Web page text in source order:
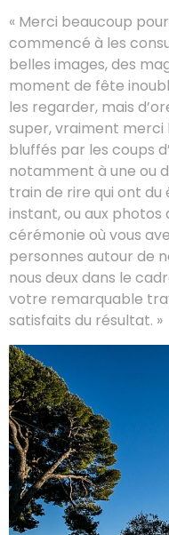
« Merci beaucoup
commencé à les
belles images, des
moment de fête
les regarder, mais
super, vraiment merci
bluffés par les coups
notamment à une ou
train de rire qui ont du
instant, ou aux photos
cérémonie où vous
personnes autour de
nous deux dans le
votre remarquable
satisfaits du résultat. »